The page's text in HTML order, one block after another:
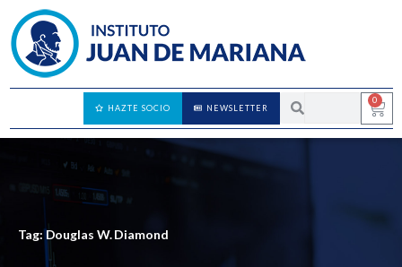
0
NEWSLETTER
HAZTE SOCIO
Tag: Douglas W. Diamond